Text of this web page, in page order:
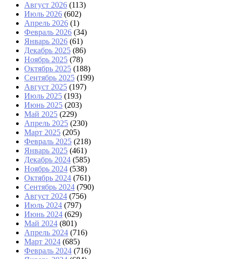
Август 2026 (113)
Июль 2026 (602)
Апрель 2026 (1)
Февраль 2026 (34)
Январь 2026 (61)
Декабрь 2025 (86)
Ноябрь 2025 (78)
Октябрь 2025 (188)
Сентябрь 2025 (199)
Август 2025 (197)
Июль 2025 (193)
Июнь 2025 (203)
Май 2025 (229)
Апрель 2025 (230)
Март 2025 (205)
Февраль 2025 (218)
Январь 2025 (461)
Декабрь 2024 (585)
Ноябрь 2024 (538)
Октябрь 2024 (761)
Сентябрь 2024 (790)
Август 2024 (756)
Июль 2024 (797)
Июнь 2024 (629)
Май 2024 (801)
Апрель 2024 (716)
Март 2024 (685)
Февраль 2024 (716)